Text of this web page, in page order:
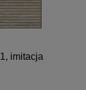
imitacja